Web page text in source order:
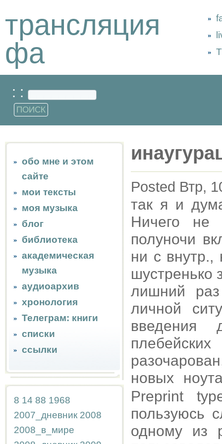
трансляция
фа
: :
обо мне и этом
сайте
мои тексты
моя музыка
блог
библиотека
академическая
музыка
аудиоархив
хронология
Телеграм: книги
списки
ссылки
8 14 88 1968
2007_дневник 2008
2008_в_мире
Posted Втр,
так я и
Ничего не
полуночи
ни с
шустренько
лишний раз
личной
введения
новых
Preprint
пользуюсь
одному из